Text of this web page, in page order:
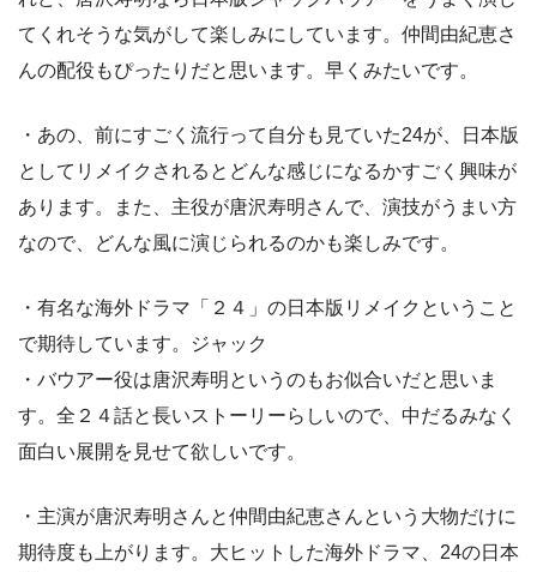
てくれそうな気がして楽しみにしています。仲間由紀恵さ
んの配役もぴったりだと思います。早くみたいです。
・あの、前にすごく流行って自分も見ていた24が、日本版
としてリメイクされるとどんな感じになるかすごく興味が
あります。また、主役が唐沢寿明さんで、演技がうまい方
なので、どんな風に演じられるのかも楽しみです。
・有名な海外ドラマ「２４」の日本版リメイクということ
で期待しています。ジャック
・バウアー役は唐沢寿明というのもお似合いだと思いま
す。全２４話と長いストーリーらしいので、中だるみなく
面白い展開を見せて欲しいです。
・主演が唐沢寿明さんと仲間由紀恵さんという大物だけに
期待度も上がります。大ヒットした海外ドラマ、24の日本